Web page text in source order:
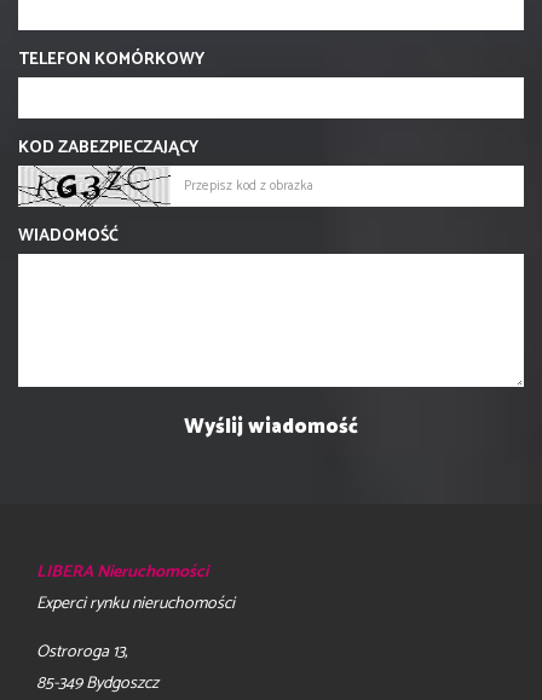
TELEFON KOMÓRKOWY
KOD ZABEZPIECZAJĄCY
WIADOMOŚĆ
LIBERA Nieruchomości
Experci rynku nieruchomości
Ostroroga 13,
85-349 Bydgoszcz